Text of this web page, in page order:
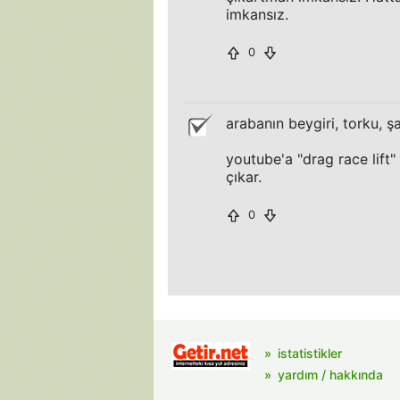
imkansız.
0
arabanın beygiri, torku,
youtube'a "drag race lift"
çıkar.
0
istatistikler
yardım / hakkında